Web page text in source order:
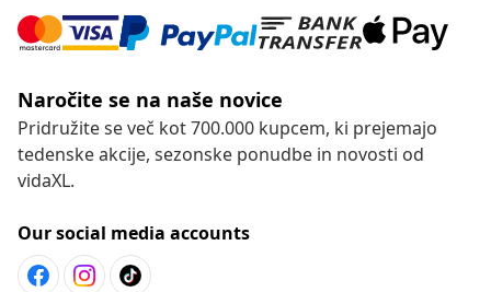
Naročite se na naše novice
Pridružite se več kot 700.000 kupcem, ki prejemajo
tedenske akcije, sezonske ponudbe in novosti od
vidaXL.
Our social media accounts